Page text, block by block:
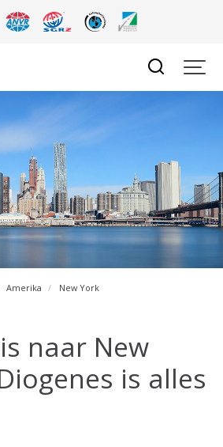
Amerika New York
naar New
is alles